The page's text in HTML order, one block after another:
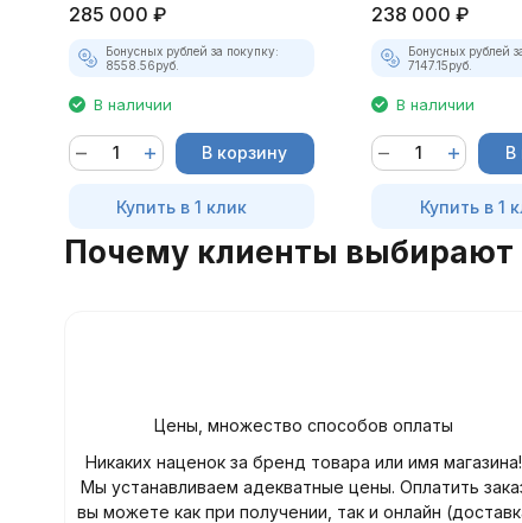
285 000 ₽
Бонусных рублей за покупку:
8558.56руб.
В наличии
В корзину
Купить в 1 клик
238 000 ₽
Бонусных рублей
7147.15руб.
В наличии
В
Купить в 1
Почему клиенты выбирают
Цены, множество способов оплаты
Никаких наценок за бренд товара или имя магазина!
Мы устанавливаем адекватные цены. Оплатить
вы можете как при получении, так и онлайн